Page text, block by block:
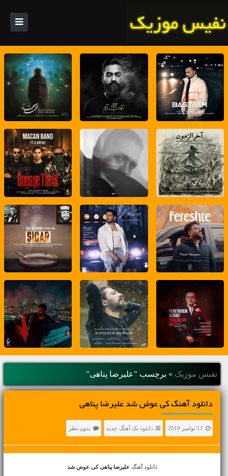
نفیس موزیک » برچسب "علیرضا پناهی"
دانلود آهنگ کی عوض شد علیرضا پناهی
11 نوامبر 2019 دانلود تک آهنگ جدید بدون نظر
دانلود آهنگ علیرضا پناهی کی عوض شد